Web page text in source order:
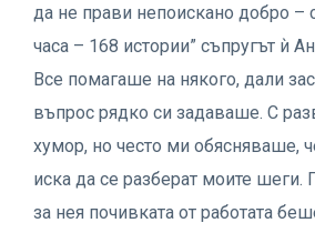
да не прави непоискано добро –
часа – 168 истории” съпругът ѝ
Все помагаше на някого, дали
въпрос рядко си задаваше. С
хумор, но често ми обясняваше,
иска да се разберат моите шеги.
за нея почивката от работата